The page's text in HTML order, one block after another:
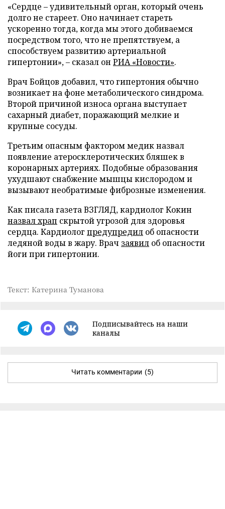
«Сердце – удивительный орган, который очень
долго не стареет. Оно начинает стареть
ускоренно тогда, когда мы этого добиваемся
посредством того, что не препятствуем, а
способствуем развитию артериальной
гипертонии», – сказал он РИА «Новости».
Врач Бойцов добавил, что гипертония обычно
возникает на фоне метаболического синдрома.
Второй причиной износа органа выступает
сахарный диабет, поражающий мелкие и
крупные сосуды.
Третьим опасным фактором медик назвал
появление атеросклеротических бляшек в
коронарных артериях. Подобные образования
ухудшают снабжение мышцы кислородом и
вызывают необратимые фиброзные изменения.
Как писала газета ВЗГЛЯД, кардиолог Кокин
назвал храп скрытой угрозой для здоровья
сердца. Кардиолог предупредил об опасности
ледяной воды в жару. Врач заявил об опасности
йоги при гипертонии.
Текст: Катерина Туманова
Подписывайтесь на наши
каналы
Читать комментарии (5)